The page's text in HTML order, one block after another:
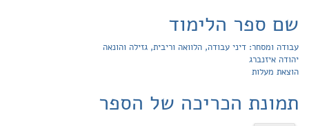
שם ספר הלימוד
עבודה ומסחר: דיני עבודה, הלוואה וריבית, גזילה והונאה
יהודה איזנברג
הוצאת מעלות
תמונת הכריכה של הספר